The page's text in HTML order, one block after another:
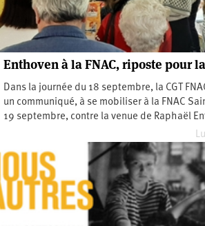
Enthoven à la FNAC, riposte pour
Dans la journée du 18 septembre, la CGT
un communiqué, à se mobiliser à la FNAC
19 septembre, contre la venue de Raphaël